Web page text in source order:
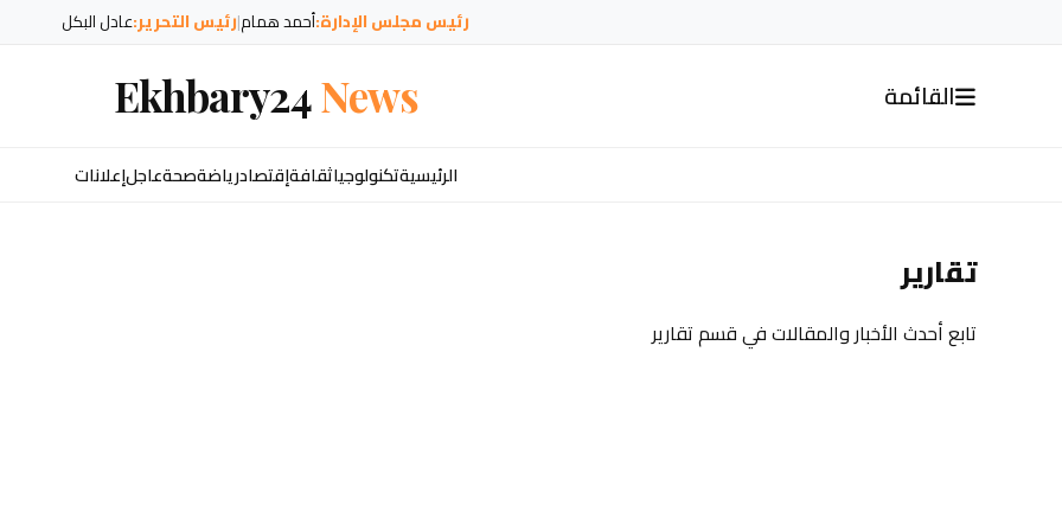
رئيس مجلس الإدارة:أحمد همام|رئيس التحرير:عادل البكل
القائمة Ekhbary24News
الرئيسيةتكنولوجياثقافةإقتصادرياضةصحةعاجلإعلانات
تقارير
تابع أحدث الأخبار والمقالات في قسم تقارير